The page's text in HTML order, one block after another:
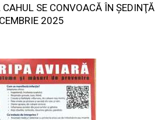
SE CONVOACĂ ÎN ŞEDINŢĂ
2025